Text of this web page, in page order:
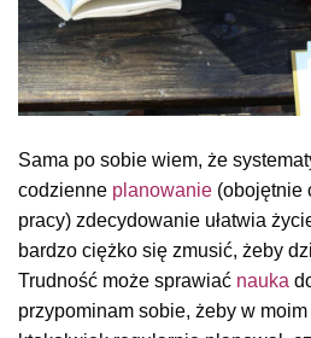
Sama po sobie wiem, że
codzienne planowanie (obojętnie
pracy) zdecydowanie ułatwia
bardzo ciężko się zmusić, żeby
Trudność może sprawiać nauka
przypominam sobie, żeby w